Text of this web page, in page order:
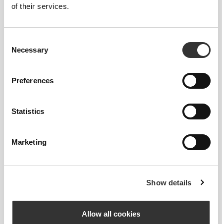
of their services.
Selection
Necessary
Preferences
Statistics
Marketing
Show details
Allow all cookies
podkreśla kształt Twojej sylwetki.